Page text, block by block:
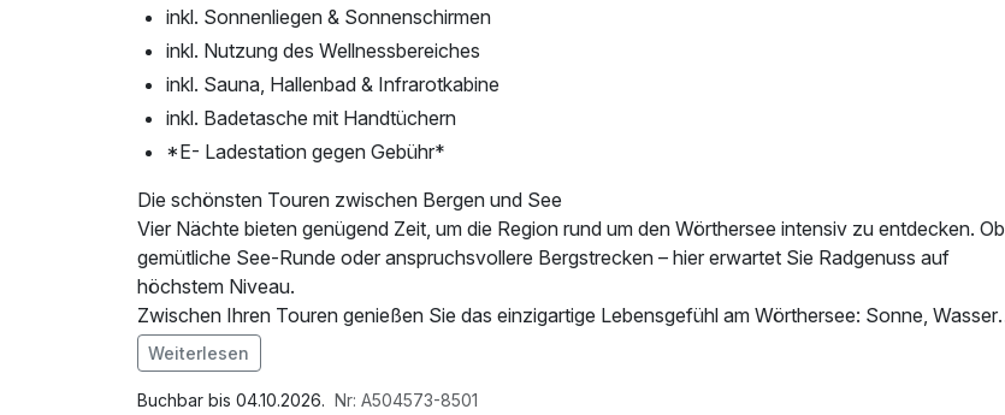
inkl. Sonnenliegen & Sonnenschirmen
inkl. Nutzung des Wellnessbereiches
inkl. Sauna, Hallenbad & Infrarotkabine
inkl. Badetasche mit Handtüchern
*E- Ladestation gegen Gebühr*
Die schönsten Touren zwischen Bergen und See
Vier Nächte bieten genügend Zeit, um die Region rund um den Wörthersee intensiv zu entdecken. Ob
gemütliche See-Runde oder anspruchsvollere Bergstrecken – hier erwartet Sie Radgenuss auf
höchstem Niveau.
Zwischen Ihren Touren genießen Sie das einzigartige Lebensgefühl am Wörthersee: Sonne, Wasser
und mediterranes Flair.
Ihr Aktivurlaub beinhaltet:
Im Angebot enthalten
Saunabenutzung, Saunatuch, Parkplatz, Nutzung des Wellnessbereichs, W-LAN Nutzung /
Weiterlesen
Buchbar bis 04.10.2026. Nr: A504573-8501